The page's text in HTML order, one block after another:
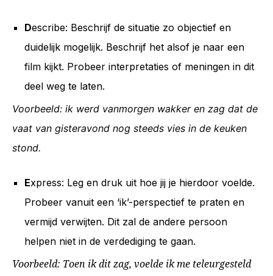
Describe: Beschrijf de situatie zo objectief en
duidelijk mogelijk. Beschrijf het alsof je naar een
film kijkt. Probeer interpretaties of meningen in dit
deel weg te laten.
Voorbeeld: ik werd vanmorgen wakker en zag dat de
vaat van gisteravond nog steeds vies in de keuken
stond.
Express: Leg en druk uit hoe jij je hierdoor voelde.
Probeer vanuit een ‘ik’-perspectief te praten en
vermijd verwijten. Dit zal de andere persoon
helpen niet in de verdediging te gaan.
Voorbeeld: Toen ik dit zag, voelde ik me teleurgesteld